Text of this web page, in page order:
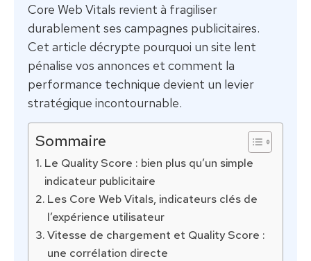
Core Web Vitals revient à fragiliser
durablement ses campagnes publicitaires.
Cet article décrypte pourquoi un site lent
pénalise vos annonces et comment la
performance technique devient un levier
stratégique incontournable.
Sommaire
Le Quality Score : bien plus qu’un simple
indicateur publicitaire
Les Core Web Vitals, indicateurs clés de
l’expérience utilisateur
Vitesse de chargement et Quality Score :
une corrélation directe